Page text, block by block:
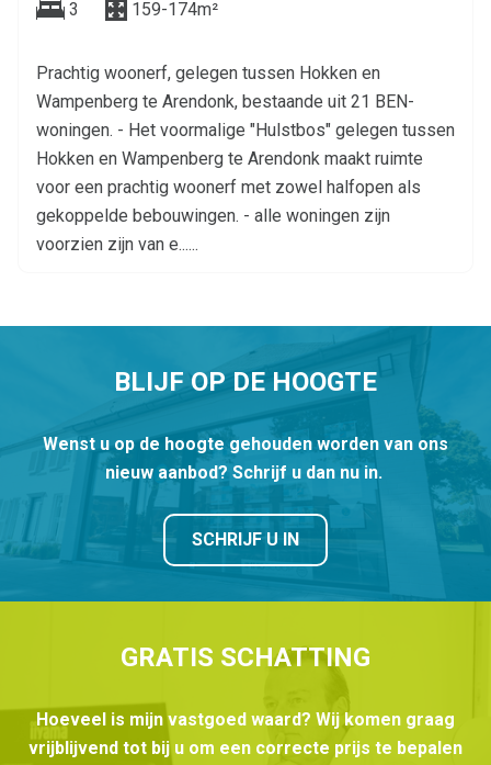
3 159-174m²
Prachtig woonerf, gelegen tussen Hokken en
Wampenberg te Arendonk, bestaande uit 21 BEN-
woningen. - Het voormalige "Hulstbos" gelegen tussen
Hokken en Wampenberg te Arendonk maakt ruimte
voor een prachtig woonerf met zowel halfopen als
gekoppelde bebouwingen. - alle woningen zijn
voorzien zijn van e......
BLIJF OP DE HOOGTE
Wenst u op de hoogte gehouden worden van ons
nieuw aanbod? Schrijf u dan nu in.
SCHRIJF U IN
GRATIS SCHATTING
Hoeveel is mijn vastgoed waard? Wij komen graag
vrijblijvend tot bij u om een correcte prijs te bepalen